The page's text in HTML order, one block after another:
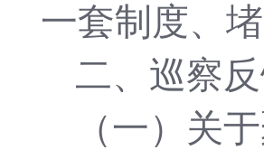
一套制度、
二、 巡察
（一） 关于